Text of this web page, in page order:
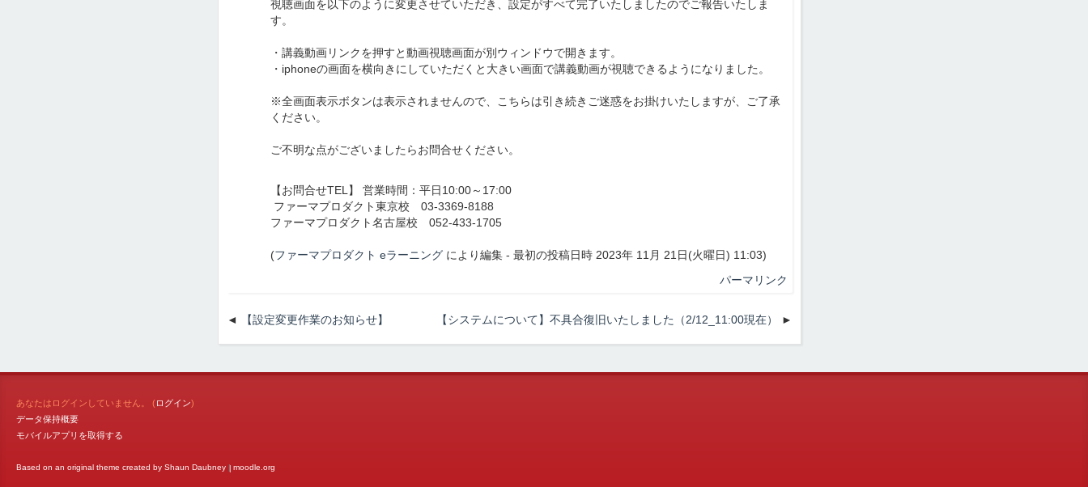
視聴画面を以下のように変更させていただき、設定がすべて完了いたしましたのでご報告いたしま
す。
・講義動画リンクを押すと動画視聴画面が別ウィンドウで開きます。
・iphoneの画面を横向きにしていただくと大きい画面で講義動画が視聴できるようになりました。
※全画面表示ボタンは表示されませんので、こちらは引き続きご迷惑をお掛けいたしますが、ご了承
ください。
ご不明な点がございましたらお問合せください。
【お問合せTEL】 営業時間：平日10:00～17:00
ファーマプロダクト東京校 03-3369-8188
ファーマプロダクト名古屋校 052-433-1705
(ファーマプロダクト eラーニングにより編集 - 最初の投稿日時 2023年 11月 21日(火曜日) 11:03)
パーマリンク
【設定変更作業のお知らせ】 【システムについて】不具合復旧いたしました（2/12_11:00現在）
あなたはログインしていません。 ( ログイン)
データ保持概要
モバイルアプリを取得する
Based on an original theme created by Shaun Daubney | moodle.org